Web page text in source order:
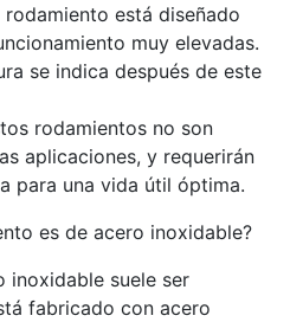
está diseñado
muy elevadas.
se indica después de este
rodamientos no son
aplicaciones, y requerirán
para una vida útil óptima.
es de acero inoxidable?
inoxidable suele ser
fabricado con acero